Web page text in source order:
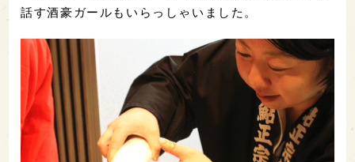
話す酒豪ガールもいらっしゃいました。